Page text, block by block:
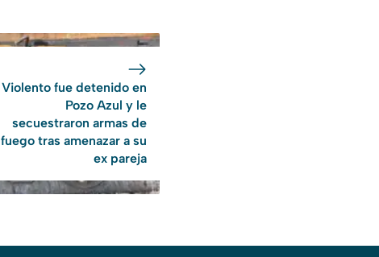
Violento fue detenido en
Pozo Azul y le
secuestraron armas de
fuego tras amenazar a su
ex pareja